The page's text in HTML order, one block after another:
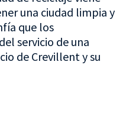
una ciudad limpia y
que los
servicio de una
de Crevillent y su